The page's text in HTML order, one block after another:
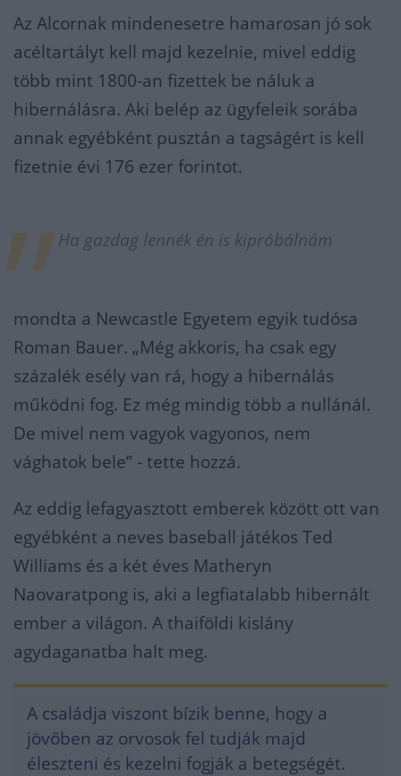
Az Alcornak mindenesetre hamarosan jó sok
acéltartályt kell majd kezelnie, mivel eddig
több mint 1800-an fizettek be náluk a
hibernálásra. Aki belép az ügyfeleik sorába
annak egyébként pusztán a tagságért is kell
fizetnie évi 176 ezer forintot.
Ha gazdag lennék én is kipróbálnám
mondta a Newcastle Egyetem egyik tudósa
Roman Bauer. „Még akkoris, ha csak egy
százalék esély van rá, hogy a hibernálás
működni fog. Ez még mindig több a nullánál.
De mivel nem vagyok vagyonos, nem
vághatok bele” - tette hozzá.
Az eddig lefagyasztott emberek között ott van
egyébként a neves baseball játékos Ted
Williams és a két éves Matheryn
Naovaratpong is, aki a legfiatalabb hibernált
ember a világon. A thaiföldi kislány
agydaganatba halt meg.
A családja viszont bízik benne, hogy a
jövőben az orvosok fel tudják majd
éleszteni és kezelni fogják a betegségét.